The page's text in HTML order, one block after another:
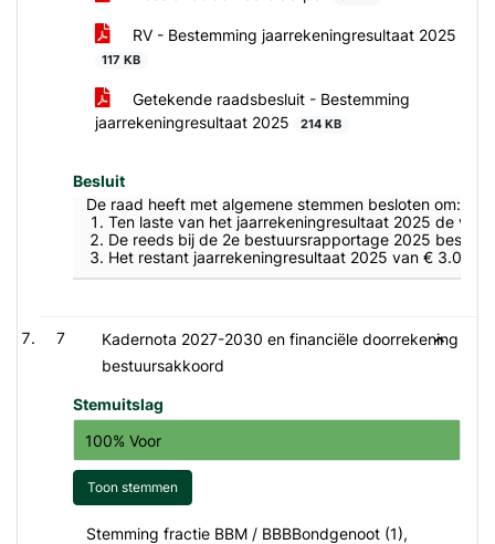
RV - Bestemming jaarrekeningresultaat 2025
117 KB
Getekende raadsbesluit - Bestemming
jaarrekeningresultaat 2025
214 KB
Besluit
De raad heeft met algemene stemmen besloten om:
Ten laste van het jaarrekeningresultaat 2025 de
De reeds bij de 2e bestuursrapportage 2025
Het restant jaarrekeningresultaat 2025 van €
7
Kadernota 2027-2030 en financiële doorrekening
bestuursakkoord
Stemuitslag
100% Voor
Toon stemmen
Stemming fractie BBM / BBBBondgenoot (1),